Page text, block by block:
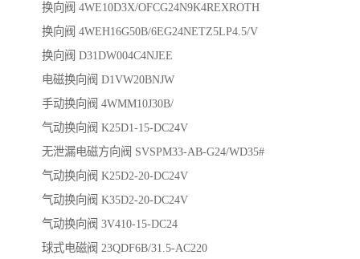
换向阀 4WE10D3X/OFCG24N9K4REXROTH
换向阀 4WEH16G50B/6EG24NETZ5LP4.5/V
换向阀 D31DW004C4NJEE
电磁换向阀 D1VW20BNJW
手动换向阀 4WMM10J30B/
气动换向阀 K25D1-15-DC24V
无泄漏电磁方向阀 SVSPM33-AB-G24/WD35#
气动换向阀 K25D2-20-DC24V
气动换向阀 K35D2-20-DC24V
气动换向阀 3V410-15-DC24
球式电磁阀 23QDF6B/31.5-AC220